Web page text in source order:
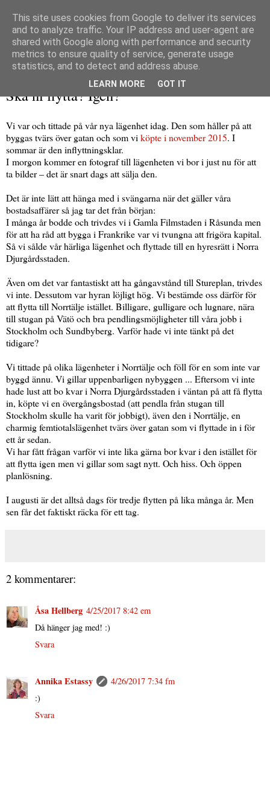
Ska ni flytta? Igen?
Vi var och tittade på vår nya lägenhet idag. Den som håller på att
byggas tvärs över gatan och som vi köpte i november 2015. I
sommar är den inflyttningsklar.
I morgon kommer en fotograf till lägenheten vi bor i just nu för att
ta bilder – det är snart dags att sälja den.
Det är inte lätt att hänga med i svängarna när det gäller våra
bostadsaffärer så jag tar det från början:
I många år bodde och trivdes vi i Gamla Filmstaden i Råsunda men
för att ha råd att bygga i Frankrike var vi tvungna att frigöra kapital.
Så vi sålde vår härliga lägenhet och flyttade till en hyresrätt i Norra
Djurgårdsstaden.
Även om det var fantastiskt att ha gångavstånd till Stureplan, trivdes
vi inte. Dessutom var hyran löjligt hög. Vi bestämde oss därför för
att flytta till Norrtälje istället. Billigare, gulligare och lugnare, nära
till stugan på Vätö och bra pendlingsmöjligheter till våra jobb i
Stockholm och Sundbyberg. Varför hade vi inte tänkt på det
tidigare?
Vi tittade på olika lägenheter i Norrtälje och föll för en som inte var
byggd ännu. Vi gillar uppenbarligen nybyggen ... Eftersom vi inte
hade lust att bo kvar i Norra Djurgårdsstaden i väntan på att få flytta
in, köpte vi en övergångsbostad (att pendla från stugan till
Stockholm skulle ha varit för jobbigt), även den i Norrtälje, en
charmig femtiotalslägenhet tvärs över gatan som vi flyttade in i för
ett år sedan.
Vi har fått frågan varför vi inte lika gärna bor kvar i den istället för
att flytta igen men vi gillar som sagt nytt. Och hiss. Och öppen
planlösning.
I augusti är det alltså dags för tredje flytten på lika många år. Men
sen får det faktiskt räcka för ett tag.
2 kommentarer:
Åsa Hellberg 4/25/2017 8:42 em
Då hänger jag med! :)
Svara
Annika Estassy
4/26/2017 7:34 fm
:)
Svara
This site uses cookies from Google to deliver its services
and to analyze traffic. Your IP address and user-agent are
shared with Google along with performance and security
metrics to ensure quality of service, generate usage
statistics, and to detect and address abuse.
LEARN MORE GOT IT